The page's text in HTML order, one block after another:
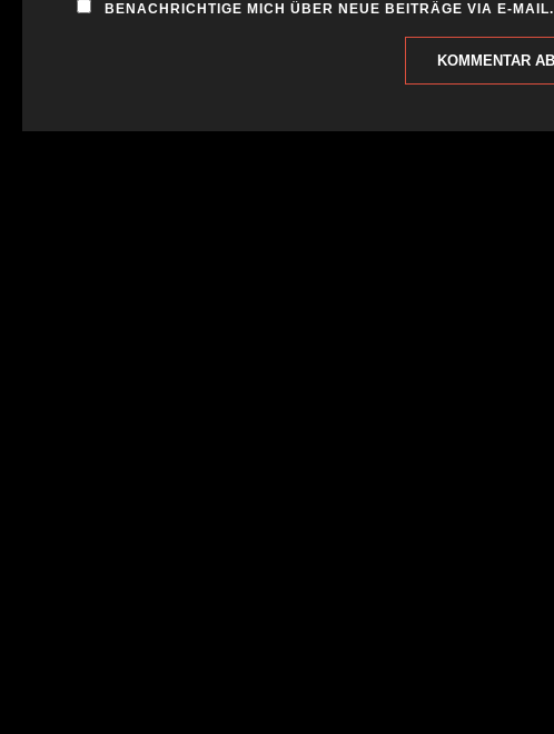
BENACHRICHTIGE MICH ÜBER NEUE BEITRÄGE VIA E-MAIL.